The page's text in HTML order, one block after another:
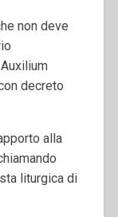
non deve
decreto
alla
liturgica di